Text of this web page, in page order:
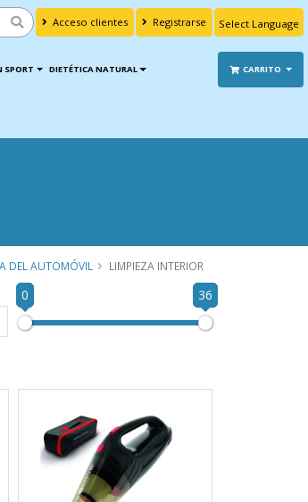
Acceso clientes Registrarse
Translate
SPORT DIETÉTICA NATURAL CARRITO
DEL AUTOMÓVIL LIMPIEZA INTERIOR
0 36